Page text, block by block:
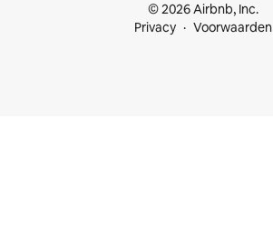
© 2026 Airbnb, Inc.
Privacy
Voorwaarden